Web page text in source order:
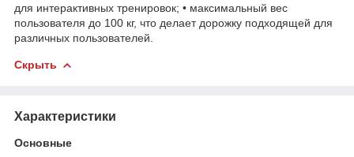
для интерактивных тренировок; • максимальный вес
пользователя до 100 кг, что делает дорожку подходящей для
различных пользователей.
Скрыть
Характеристики
Основные